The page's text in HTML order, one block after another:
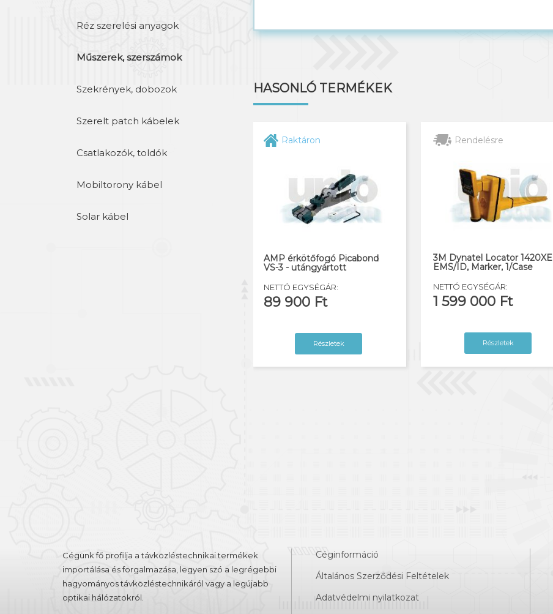
Réz szerelési anyagok
Műszerek, szerszámok
Szekrények, dobozok
Szerelt patch kábelek
Csatlakozók, toldók
Mobiltorony kábel
Solar kábel
HASONLÓ TERMÉKEK
Raktáron
AMP érkötőfogó Picabond
VS-3 - utángyártott
NETTÓ EGYSÉGÁR:
89 900 Ft
Részletek
Rendelésre
3M Dynatel Locator 1420XE
EMS/ID, Marker, 1/Case
NETTÓ EGYSÉGÁR:
1 599 000 Ft
Részletek
Cégünk fő profilja a távközléstechnikai termékek
importálása és forgalmazása, legyen szó a legrégebbi
hagyományos távközléstechnikáról vagy a legújabb
optikai hálózatokról.
Céginformáció
Általános Szerződési Feltételek
Adatvédelmi nyilatkozat